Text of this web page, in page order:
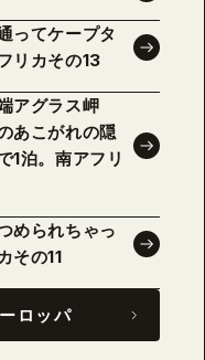
ってケープタ
リカその13
アグラス岬
あこがれの隠
1泊。南アフリ
められちゃっ
その11
ロッパ